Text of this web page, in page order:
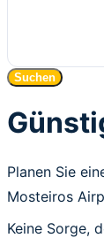
Suchen
Planen Sie
Mosteiros
Keine Sorge,